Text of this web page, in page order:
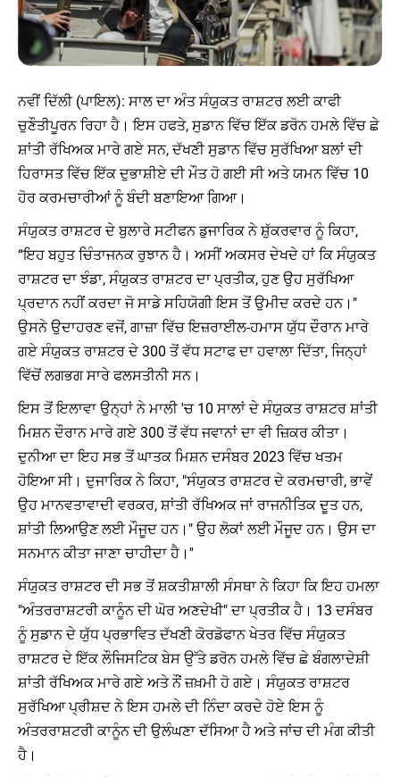
ਨਵੀਂ ਦਿੱਲੀ (ਪਾਇਲ): ਸਾਲ ਦਾ ਅੰਤ ਸੰਯੁਕਤ ਰਾਸ਼ਟਰ ਲਈ ਕਾਫੀ
ਚੁਣੌਤੀਪੂਰਨ ਰਿਹਾ ਹੈ। ਇਸ ਹਫਤੇ, ਸੁਡਾਨ ਵਿੱਚ ਇੱਕ ਡਰੋਨ ਹਮਲੇ ਵਿੱਚ ਛੇ
ਸ਼ਾਂਤੀ ਰੱਖਿਅਕ ਮਾਰੇ ਗਏ ਸਨ, ਦੱਖਣੀ ਸੁਡਾਨ ਵਿੱਚ ਸੁਰੱਖਿਆ ਬਲਾਂ ਦੀ
ਹਿਰਾਸਤ ਵਿੱਚ ਇੱਕ ਦੁਭਾਸ਼ੀਏ ਦੀ ਮੌਤ ਹੋ ਗਈ ਸੀ ਅਤੇ ਯਮਨ ਵਿੱਚ 10
ਹੋਰ ਕਰਮਚਾਰੀਆਂ ਨੂੰ ਬੰਦੀ ਬਣਾਇਆ ਗਿਆ।
ਸੰਯੁਕਤ ਰਾਸ਼ਟਰ ਦੇ ਬੁਲਾਰੇ ਸਟੀਫਨ ਡੁਜਾਰਿਕ ਨੇ ਸ਼ੁੱਕਰਵਾਰ ਨੂੰ ਕਿਹਾ,
“ਇਹ ਬਹੁਤ ਚਿੰਤਾਜਨਕ ਰੁਝਾਨ ਹੈ। ਅਸੀਂ ਅਕਸਰ ਦੇਖਦੇ ਹਾਂ ਕਿ ਸੰਯੁਕਤ
ਰਾਸ਼ਟਰ ਦਾ ਝੰਡਾ, ਸੰਯੁਕਤ ਰਾਸ਼ਟਰ ਦਾ ਪ੍ਰਤੀਕ, ਹੁਣ ਉਹ ਸੁਰੱਖਿਆ
ਪ੍ਰਦਾਨ ਨਹੀਂ ਕਰਦਾ ਜੋ ਸਾਡੇ ਸਹਿਯੋਗੀ ਇਸ ਤੋਂ ਉਮੀਦ ਕਰਦੇ ਹਨ।"
ਉਸਨੇ ਉਦਾਹਰਣ ਵਜੋਂ, ਗਾਜ਼ਾ ਵਿੱਚ ਇਜ਼ਰਾਈਲ-ਹਮਾਸ ਯੁੱਧ ਦੌਰਾਨ ਮਾਰੇ
ਗਏ ਸੰਯੁਕਤ ਰਾਸ਼ਟਰ ਦੇ 300 ਤੋਂ ਵੱਧ ਸਟਾਫ ਦਾ ਹਵਾਲਾ ਦਿੱਤਾ, ਜਿਨ੍ਹਾਂ
ਵਿੱਚੋਂ ਲਗਭਗ ਸਾਰੇ ਫਲਸਤੀਨੀ ਸਨ।
ਇਸ ਤੋਂ ਇਲਾਵਾ ਉਨ੍ਹਾਂ ਨੇ ਮਾਲੀ 'ਚ 10 ਸਾਲਾਂ ਦੇ ਸੰਯੁਕਤ ਰਾਸ਼ਟਰ ਸ਼ਾਂਤੀ
ਮਿਸ਼ਨ ਦੌਰਾਨ ਮਾਰੇ ਗਏ 300 ਤੋਂ ਵੱਧ ਜਵਾਨਾਂ ਦਾ ਵੀ ਜ਼ਿਕਰ ਕੀਤਾ।
ਦੁਨੀਆ ਦਾ ਇਹ ਸਭ ਤੋਂ ਘਾਤਕ ਮਿਸ਼ਨ ਦਸੰਬਰ 2023 ਵਿੱਚ ਖਤਮ
ਹੋਇਆ ਸੀ। ਦੁਜਾਰਿਕ ਨੇ ਕਿਹਾ, "ਸੰਯੁਕਤ ਰਾਸ਼ਟਰ ਦੇ ਕਰਮਚਾਰੀ, ਭਾਵੇਂ
ਉਹ ਮਾਨਵਤਾਵਾਦੀ ਵਰਕਰ, ਸ਼ਾਂਤੀ ਰੱਖਿਅਕ ਜਾਂ ਰਾਜਨੀਤਿਕ ਦੂਤ ਹਨ,
ਸ਼ਾਂਤੀ ਲਿਆਉਣ ਲਈ ਮੌਜੂਦ ਹਨ।" ਉਹ ਲੋਕਾਂ ਲਈ ਮੌਜੂਦ ਹਨ। ਉਸ ਦਾ
ਸਨਮਾਨ ਕੀਤਾ ਜਾਣਾ ਚਾਹੀਦਾ ਹੈ।''
ਸੰਯੁਕਤ ਰਾਸ਼ਟਰ ਦੀ ਸਭ ਤੋਂ ਸ਼ਕਤੀਸ਼ਾਲੀ ਸੰਸਥਾ ਨੇ ਕਿਹਾ ਕਿ ਇਹ ਹਮਲਾ
"ਅੰਤਰਰਾਸ਼ਟਰੀ ਕਾਨੂੰਨ ਦੀ ਘੋਰ ਅਣਦੇਖੀ" ਦਾ ਪ੍ਰਤੀਕ ਹੈ। 13 ਦਸੰਬਰ
ਨੂੰ ਸੁਡਾਨ ਦੇ ਯੁੱਧ ਪ੍ਰਭਾਵਿਤ ਦੱਖਣੀ ਕੋਰਡੋਫਾਨ ਖੇਤਰ ਵਿੱਚ ਸੰਯੁਕਤ
ਰਾਸ਼ਟਰ ਦੇ ਇੱਕ ਲੌਜਿਸਟਿਕ ਬੇਸ ਉੱਤੇ ਡਰੋਨ ਹਮਲੇ ਵਿੱਚ ਛੇ ਬੰਗਲਾਦੇਸ਼ੀ
ਸ਼ਾਂਤੀ ਰੱਖਿਅਕ ਮਾਰੇ ਗਏ ਅਤੇ ਨੌਂ ਜ਼ਖ਼ਮੀ ਹੋ ਗਏ। ਸੰਯੁਕਤ ਰਾਸ਼ਟਰ
ਸੁਰੱਖਿਆ ਪ੍ਰੀਸ਼ਦ ਨੇ ਇਸ ਹਮਲੇ ਦੀ ਨਿੰਦਾ ਕਰਦੇ ਹੋਏ ਇਸ ਨੂੰ
ਅੰਤਰਰਾਸ਼ਟਰੀ ਕਾਨੂੰਨ ਦੀ ਉਲੰਘਣਾ ਦੱਸਿਆ ਹੈ ਅਤੇ ਜਾਂਚ ਦੀ ਮੰਗ ਕੀਤੀ
ਹੈ।